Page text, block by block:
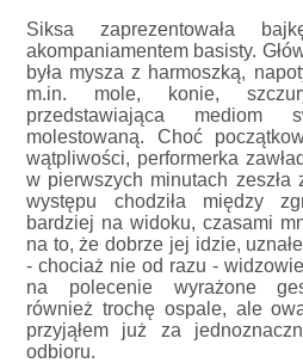
Siksa zaprezentowała
akompaniamentem basisty.
była mysza z harmoszką,
m.in. mole, konie,
przedstawiająca mediom
molestowaną. Choć
wątpliwości, performerka
w pierwszych minutach
występu chodziła między
bardziej na widoku, czasami
na to, że dobrze jej idzie,
- chociaż nie od razu -
na polecenie wyrażone
również trochę ospale, ale
przyjąłem już za
odbioru.